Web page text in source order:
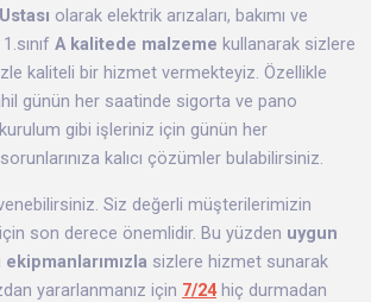
olarak elektrik arızaları, bakımı ve
A kalitede malzeme kullanarak sizlere
kaliteli bir hizmet vermekteyiz. Özellikle
günün her saatinde sigorta ve pano
gibi işleriniz için günün her
sorunlarınıza kalıcı çözümler bulabilirsiniz.
Siz değerli müşterilerimizin
son derece önemlidir. Bu yüzden uygun
sizlere hizmet sunarak
yararlanmanız için 7/24hiç durmadan